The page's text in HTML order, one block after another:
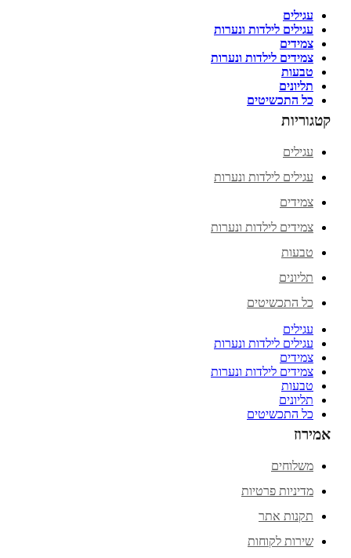
עגילים
עגילים לילדות ונערות
צמידים
צמידים לילדות ונערות
טבעות
תליונים
כל התכשיטים
קטגוריות
עגילים
עגילים לילדות ונערות
צמידים
צמידים לילדות ונערות
טבעות
תליונים
כל התכשיטים
עגילים
עגילים לילדות ונערות
צמידים
צמידים לילדות ונערות
טבעות
תליונים
כל התכשיטים
אמירוז
משלוחים
מדיניות פרטיות
תקנות אתר
שירות לקוחות